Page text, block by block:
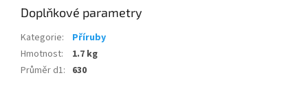
Doplňkové parametry
Kategorie:
Příruby
Hmotnost:
1.7 kg
Průměr d1: 630